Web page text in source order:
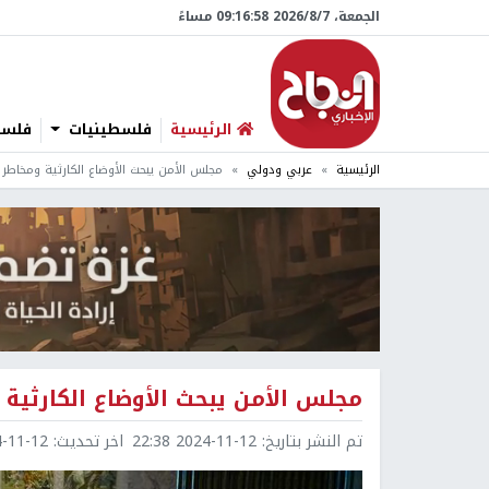
الجمعة، 7/‏8/‏2026 09:16:59 مساءً
الرئيسية فلسطينيات
الرئيسية عربي ودولي مجلس الأمن يبحث الأوضاع الكارثية
مجلس الأمن يبحث الأوضاع
تم النشر بتاريخ: 2024-11-12 22:38 اخر تحديث: 12 23:00